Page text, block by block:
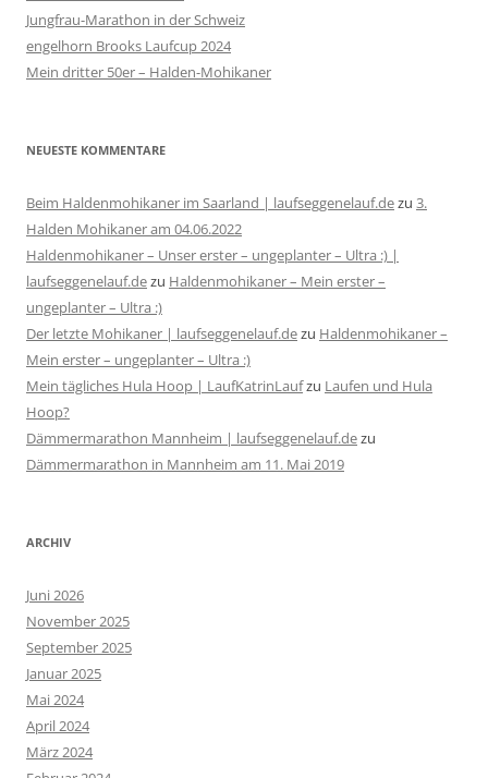
Jungfrau-Marathon in der Schweiz
engelhorn Brooks Laufcup 2024
Mein dritter 50er – Halden-Mohikaner
NEUESTE KOMMENTARE
Beim Haldenmohikaner im Saarland | laufseggenelauf.dezu 3.
Halden Mohikaner am 04.06.2022
Haldenmohikaner – Unser erster – ungeplanter – Ultra :) |
laufseggenelauf.dezu Haldenmohikaner – Mein erster –
ungeplanter – Ultra :)
Der letzte Mohikaner | laufseggenelauf.dezu Haldenmohikaner –
Mein erster – ungeplanter – Ultra :)
Mein tägliches Hula Hoop | LaufKatrinLaufzu Laufen und Hula
Hoop?
Dämmermarathon Mannheim | laufseggenelauf.dezu
Dämmermarathon in Mannheim am 11. Mai 2019
ARCHIV
Juni 2026
November 2025
September 2025
Januar 2025
Mai 2024
April 2024
März 2024